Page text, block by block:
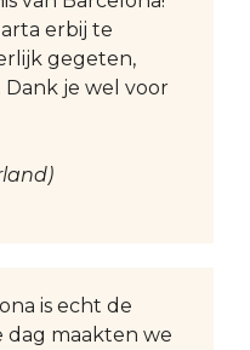
erbij te
gegeten,
je wel voor
is echt de
dag maakten we